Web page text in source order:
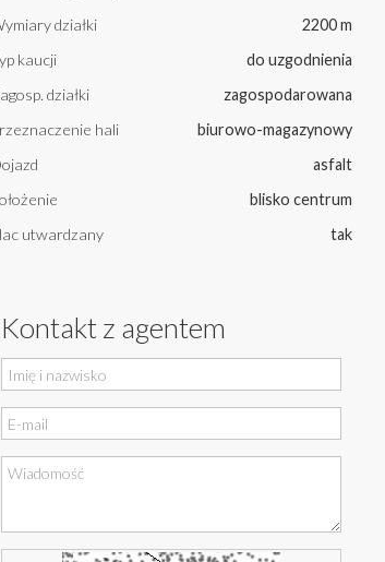
działki
2200 m
kaucji
do uzgodnienia
działki
zagospodarowana
hali
biurowo-magazynowy
asfalt
blisko centrum
utwardzany
tak
Kontakt z agentem